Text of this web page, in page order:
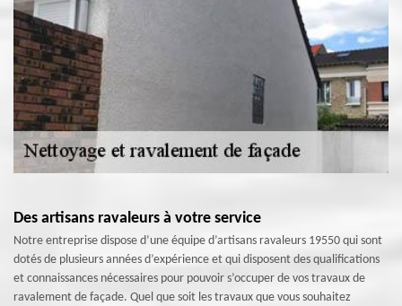
Des artisans ravaleurs à votre service
Notre entreprise dispose d’une équipe d’artisans ravaleurs 19550 qui sont
dotés de plusieurs années d’expérience et qui disposent des qualifications
et connaissances nécessaires pour pouvoir s’occuper de vos travaux de
ravalement de façade. Quel que soit les travaux que vous souhaitez